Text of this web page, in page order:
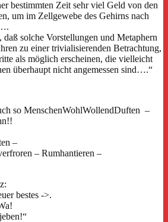
bestimmten Zeit sehr viel Geld von den
um im Zellgewebe des Gehirns nach
solche Vorstellungen und Metaphern
zu einer trivialisierenden Betrachtung,
als möglich erscheinen, die vielleicht
überhaupt nicht angemessen sind….“
so MenschenWohlWollendDuften –
–
– Rumhantieren –
bestes ->.